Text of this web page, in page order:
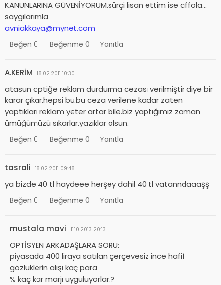
KANUNLARINA GÜVENİYORUM.sürçi lisan ettim ise affola…
saygılarımla
avniakkaya@mynet.com
Beğen 0 Beğenme 0 Yanıtla
A.KERİM 18.02.2011 10:30
atasun optiğe reklam durdurma cezası verilmiştir diye bir
karar çıkar.hepsi bu.bu ceza verilene kadar zaten
yaptıkları reklam yeter artar bile.biz yaptığımız zaman
ümüğümüzü sıkarlar.yazıklar olsun.
Beğen 0 Beğenme 0 Yanıtla
tasrali 18.02.2011 09:48
ya bizde 40 tl haydeee herşey dahil 40 tl vatanndaaaşş
Beğen 0 Beğenme 0 Yanıtla
mustafa mavi 11.10.2013 20:13
OPTİSYEN ARKADAŞLARA SORU:
piyasada 400 liraya satılan çerçevesiz ince hafif
gözlüklerin alışı kaç para
% kaç kar marjı uyguluyorlar.?